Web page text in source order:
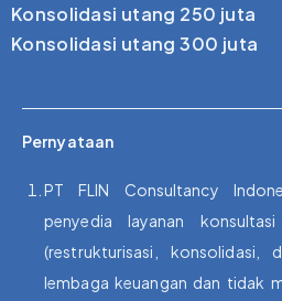
Konsolidasi utang 250 juta
Konsolidasi utang 300 juta
Pernyataan
PT FLIN Consultancy
penyedia layanan
(restrukturisasi, konsolidasi,
lembaga keuangan dan tidak